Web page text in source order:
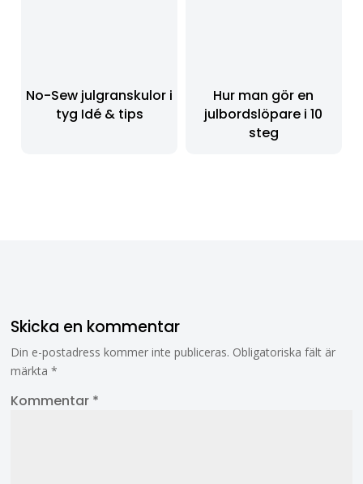
No-Sew julgranskulor i
tyg Idé & tips
Hur man gör en
julbordslöpare i 10
steg
Skicka en kommentar
Din e-postadress kommer inte publiceras. Obligatoriska fält är
märkta*
Kommentar *